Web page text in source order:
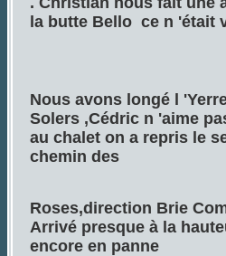
la butte Bello ce n 'était
Nous avons longé l
Solers ,Cédric n 'aime
au chalet on a repris le
chemin des
Roses,direction Brie
Arrivé presque à la
encore en panne